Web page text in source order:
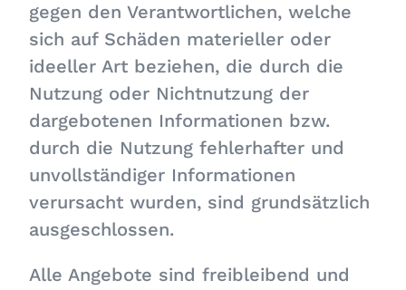
gegen den Verantwortlichen, welche
sich auf Schäden materieller oder
ideeller Art beziehen, die durch die
Nutzung oder Nichtnutzung der
dargebotenen Informationen bzw.
durch die Nutzung fehlerhafter und
unvollständiger Informationen
verursacht wurden, sind grundsätzlich
ausgeschlossen.
Alle Angebote sind freibleibend und